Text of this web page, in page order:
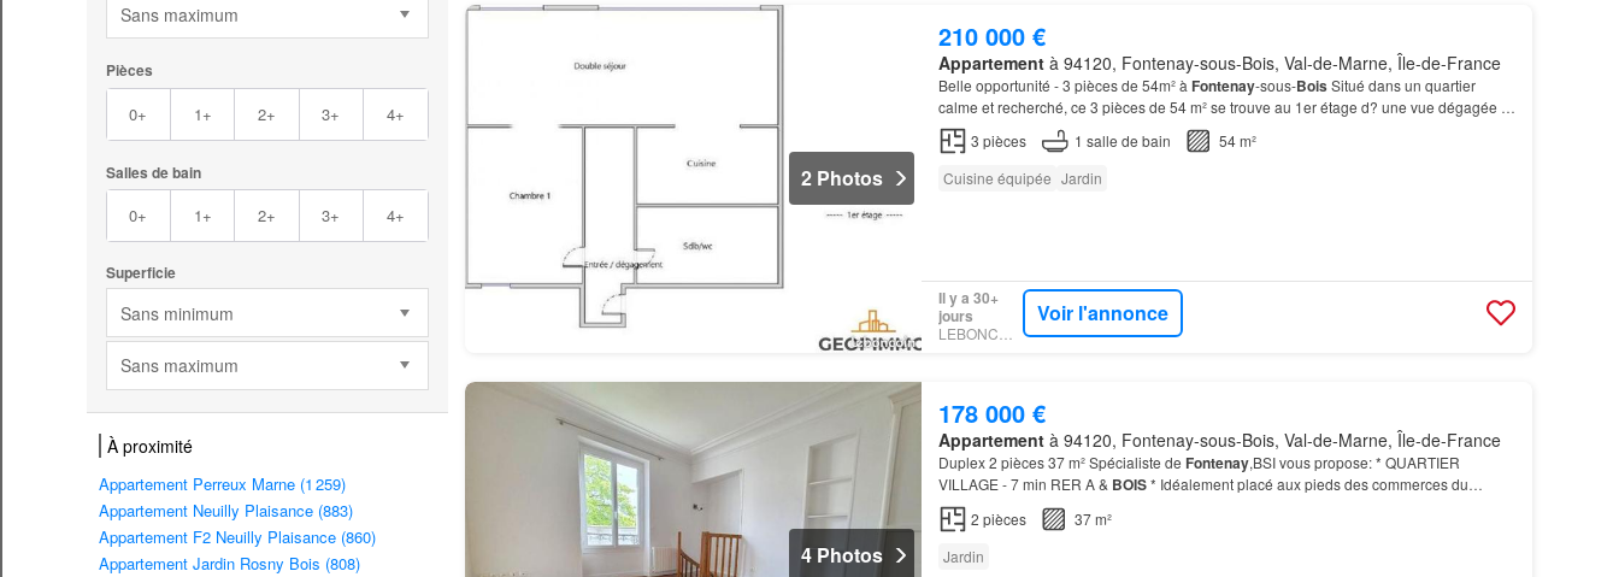
Sans maximum
Pièces
0+ 1+ 2+ 3+ 4+
Salles de bain
0+ 1+ 2+ 3+ 4+
Superficie
Sans minimum
Sans maximum
À proximité
Appartement Perreux Marne (1 259)
Appartement Neuilly Plaisance (883)
Appartement F2 Neuilly Plaisance (860)
Appartement Jardin Rosny Bois (808)
2 Photos
210 000 €
Appartementà 94120, Fontenay-sous-Bois, Val-de-Marne, Île-de-France
Belle opportunité - 3 pièces de 54m² à Fontenay-sous-Bois Situé dans un quartier
calme et recherché, ce 3 pièces de 54 m² se trouve au 1er étage d? une vue dégagée et
verdoyante sur le
jardin , offrant une atmosphère paisible…
3 pièces 1 salle de bain
54 m²
Cuisine équipée Jardin
Il y a 30+
jours
LEBONCOIN
Voir l'annonce
4 Photos
178 000 €
Appartementà 94120, Fontenay-sous-Bois, Val-de-Marne, Île-de-France
Duplex 2 pièces 37 m² Spécialiste de Fontenay,BSI vous propose: * QUARTIER
VILLAGE - 7 min RER A & BOIS* Idéalement placé aux pieds des commerces du
VILLAGE Au niveau
2 pièces
37 m²
Jardin